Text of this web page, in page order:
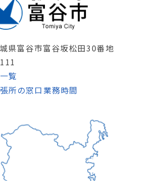
県富谷市富谷坂松田30番地
覧
所の窓口業務時間